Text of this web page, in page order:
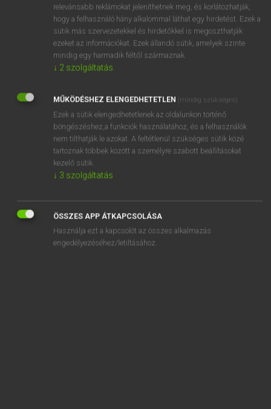
snap fastener
snap-fastener
snap lock
SZOTAR.NET APPLIKÁCIÓ
ONLINE NYELVVIZSGA
relevánsabb reklámokat jeleníthetnek meg, és korlátozhatják,
hogy a felhasználó hány alkalommal láthat egy hirdetést. Ezek a
sütik más szervezetekkel és hirdetőkkel is megoszthatják
ezeket az információkat. Ezek állandó sütik, amelyek szinte
mindig egy harmadik féltől származnak.
↓ 2 szolgáltatás
MŰKÖDÉSHEZ ELENGEDHETETLEN (mindig szükséges)
Ezek a sütik elengedhetetlenek az oldalunkon történő
böngészéshez,a funkciók használatához, és a felhasználók
nem tilthatják le azokat. A feltétlenül szükséges sütik közé
tartoznak többek között a személyre szabott beállításokat
kezelő sütik.
↓ 3 szolgáltatás
ÖSSZES APP ÁTKAPCSOLÁSA
Használja ezt a kapcsolót az összes alkalmazás
engedélyezéséhez/letiltásához.